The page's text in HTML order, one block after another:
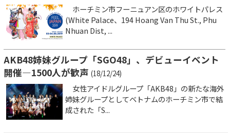
ホーチミン市フーニュアン区のホワイトパレス
(White Palace、194 Hoang Van Thu St., Phu
Nhuan Dist, ...
AKB48姉妹グループ「SGO48」、デビューイベント
開催―1500人が歓声 (18/12/24)
女性アイドルグループ「AKB48」の新たな海外
姉妹グループとしてベトナムのホーチミン市で結
成された「S...